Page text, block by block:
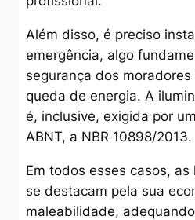
Além disso, é preciso
emergência, algo
segurança dos
queda de energia. A
é, inclusive, exigida por
ABNT, a NBR 10898/2013.
Em todos esses casos, as
se destacam pela sua
maleabilidade,